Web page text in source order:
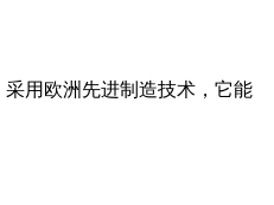
用欧洲先进制造技术，它能